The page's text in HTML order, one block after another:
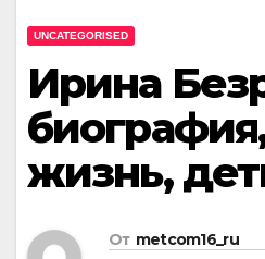
UNCATEGORISED
Ирина
жизнь,
От metcom16_ru